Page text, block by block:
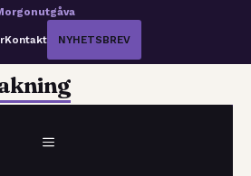
Kontakt NYHETSBREV
MENY